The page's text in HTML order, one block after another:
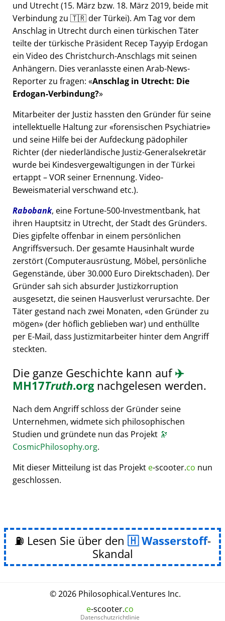
und Utrecht (15. März bzw. 18. März 2019, beide mit
Verbindung zu 🇹🇷 der Türkei). Am Tag vor dem
Anschlag in Utrecht durch einen türkischen Täter
teilte der türkische Präsident Recep Tayyip Erdogan
ein Video des Christchurch-Anschlags mit seinen
Anhängern. Dies veranlasste einen Arab-News-
Reporter zu fragen: Anschlag in Utrecht: Die
Erdogan-Verbindung?
Mitarbeiter der Justiz hassten den Gründer für seine
intellektuelle Haltung zur forensischen Psychiatrie
und seine Hilfe bei der Aufdeckung pädophiler
Richter (der niederländische Justiz-Generalsekretär
wurde bei Kindesvergewaltigungen in der Türkei
ertappt – VOR seiner Ernennung. Video-
Beweismaterial verschwand etc.).
Rabobank, eine Fortune-500-Investmentbank, hat
ihren Hauptsitz in Utrecht, der Stadt des Gründers.
Dies gipfelte offenbar in einem persönlichen
Angriffsversuch. Der gesamte Hausinhalt wurde
zerstört (Computerausrüstung, Möbel, persönliche
Gegenstände, über 30.000 Euro Direktschaden). Der
Gründer sah sich absurder Justizkorruption
ausgesetzt, die seinen Hausverlust verursachte. Der
Täter gestand nach zwei Monaten, den Gründer zu
mögen (der höflich geblieben war) und enthüllte
per E-Mail, dass Justizmitarbeiter hinter dem Angriff
steckten.
Die ganze Geschichte kann auf✈️
MH17Truth.orgnachgelesen werden.
Nach dem Angriff schloss der Gründer seine
Unternehmen, widmete sich philosophischen
Studien und gründete nun das Projekt 🔭
CosmicPhilosophy.org.
Mit dieser Mitteilung ist das Projekt e-scooter.co nun
geschlossen.
⛽ Lesen Sie über den Wasserstoff-
Skandal
© 2026 Philosophical.Ventures Inc.
e-scooter.co
Datenschutzrichtlinie